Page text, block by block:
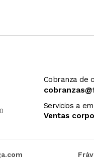
Cobranza de
Servicios a
Ventas